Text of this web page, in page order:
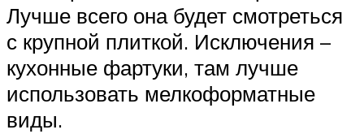
Лучше всего она будет смотреться
с крупной плиткой. Исключения –
кухонные фартуки, там лучше
использовать мелкоформатные
виды.